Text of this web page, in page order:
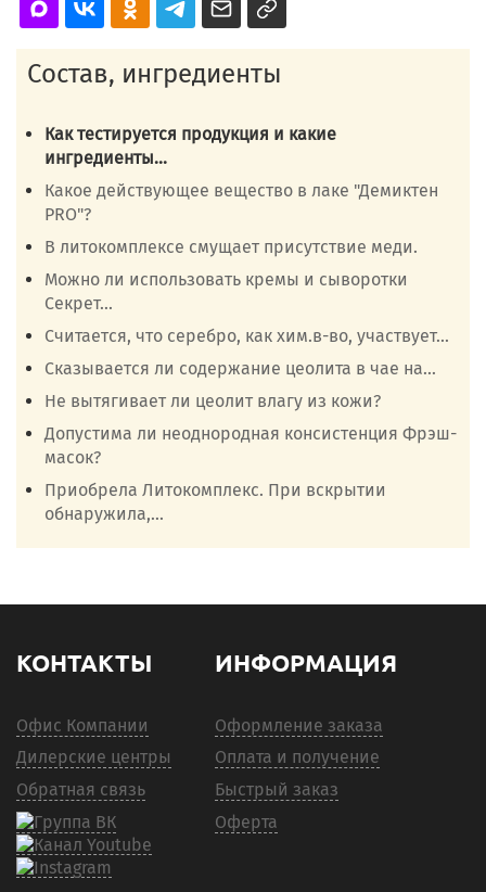
Состав, ингредиенты
Как тестируется продукция и какие
ингредиенты...
Какое действующее вещество в лаке "Демиктен
PRO"?
В литокомплексе смущает присутствие меди.
Можно ли использовать кремы и сыворотки
Секрет...
Cчитается, что серебро, как хим.в-во, участвует...
Сказывается ли содержание цеолита в чае на...
Не вытягивает ли цеолит влагу из кожи?
Допустима ли неоднородная консистенция Фрэш-
масок?
Приобрела Литокомплекс. При вскрытии
обнаружила,...
КОНТАКТЫ
Офис Компании
Дилерские центры
Обратная связь
ИНФОРМАЦИЯ
Оформление заказа
Оплата и получение
Быстрый заказ
Оферта